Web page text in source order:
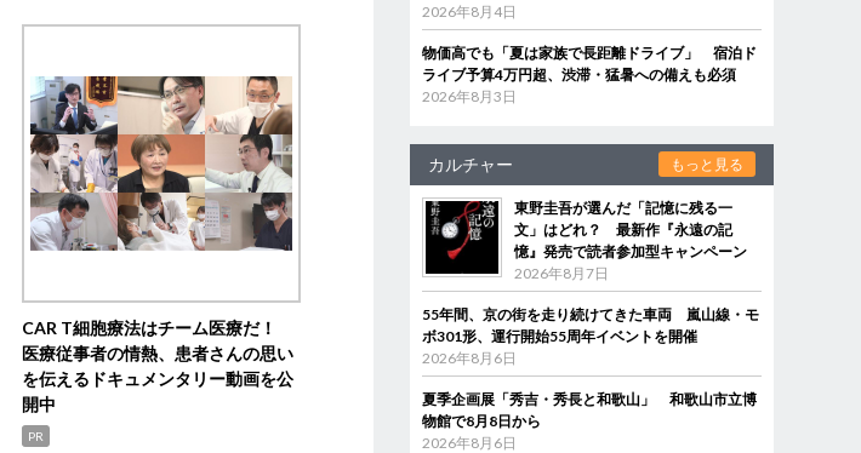
CAR T細胞療法はチーム医療だ！
医療従事者の情熱、患者さんの思い
を伝えるドキュメンタリー動画を公
開中
PR
2026年8月4日
物価高でも「夏は家族で長距離ドライブ」 宿泊ド
ライブ予算4万円超、渋滞・猛暑への備えも必須
2026年8月3日
カルチャー もっと見る
東野圭吾が選んだ「記憶に残る一
文」はどれ？ 最新作『永遠の記
憶』発売で読者参加型キャンペーン
2026年8月7日
55年間、京の街を走り続けてきた車両 嵐山線・モ
ボ301形、運行開始55周年イベントを開催
2026年8月6日
夏季企画展「秀吉・秀長と和歌山」 和歌山市立博
物館で8月8日から
2026年8月6日